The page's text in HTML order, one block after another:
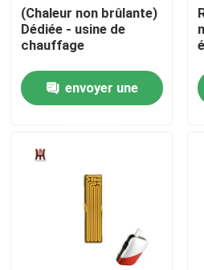
Nouvelles
Appareil de chauffage de film
Film de chauffage de
Protection de chauffage
(Chaleur non brûlante)
Dédiée - usine de
chauffage
envoyer une